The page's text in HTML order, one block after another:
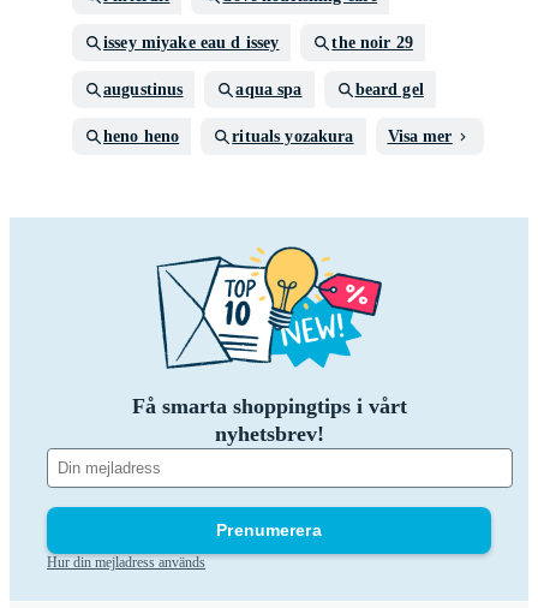
issey miyake eau d issey the noir 29
augustinus aqua spa beard gel
heno heno rituals yozakura Visa mer
Få smarta shoppingtips i vårt
nyhetsbrev!
Prenumerera
Hur din mejladress används